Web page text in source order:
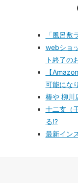
「風呂敷
webショ
ト終了の
【
可能にな
椿や 柳
十二支（
る!?
最新イン